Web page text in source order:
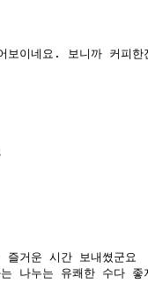
보이네요. 보니까 커피
즐거운 시간 보내쎴군요
는 나누는 유쾌한 수다 좋